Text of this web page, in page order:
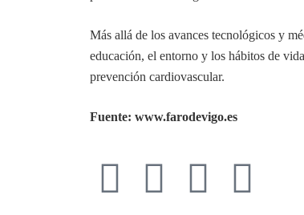
Más allá de los avances tecnológicos y
educación, el entorno y los hábitos de
prevención cardiovascular.
Fuente: www.farodevigo.es